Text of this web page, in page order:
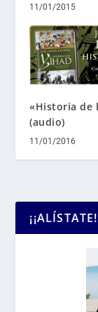
11/01/2015
«Historia de
(audio)
11/01/2016